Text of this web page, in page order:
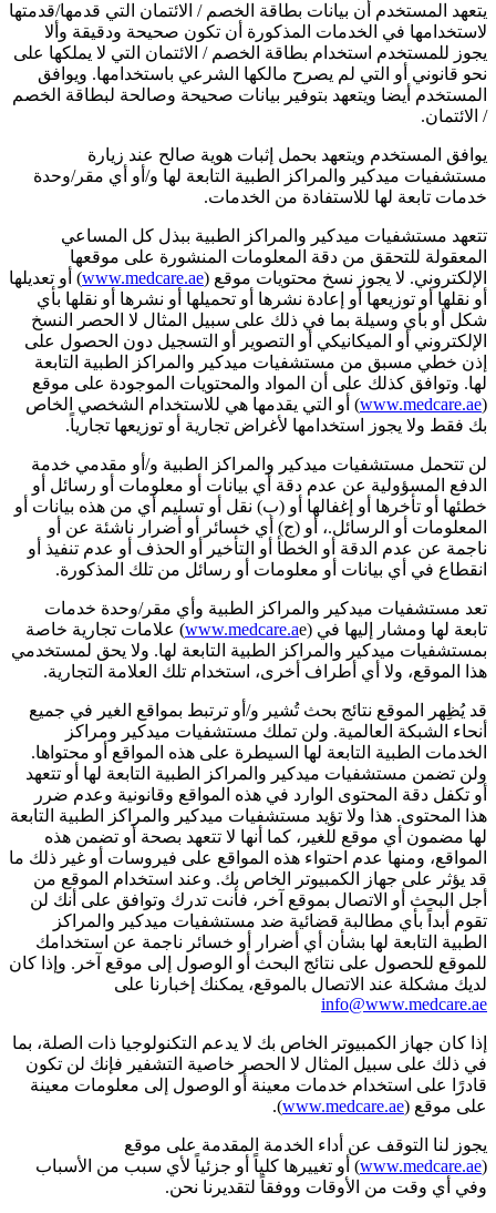
يتعهد المستخدم أن بيانات بطاقة الخصم / الائتمان التي قدمها/قدمتها
لاستخدامها في الخدمات المذكورة أن تكون صحيحة ودقيقة وألا
يجوز للمستخدم استخدام بطاقة الخصم / الائتمان التي لا يملكها على
نحو قانوني أو التي لم يصرح مالكها الشرعي باستخدامها. ويوافق
المستخدم أيضا ويتعهد بتوفير بيانات صحيحة وصالحة لبطاقة الخصم
/ الائتمان.
يوافق المستخدم ويتعهد بحمل إثبات هوية صالح عند زيارة
مستشفيات ميدكير والمراكز الطبية التابعة لها و/أو أي مقر/وحدة
خدمات تابعة لها للاستفادة من الخدمات.
تتعهد مستشفيات ميدكير والمراكز الطبية ببذل كل المساعي
المعقولة للتحقق من دقة المعلومات المنشورة على موقعها
الإلكتروني. لا يجوز نسخ محتويات موقع (www.medcare.ae) أو تعديلها
أو نقلها أو توزيعها أو إعادة نشرها أو تحميلها أو نشرها أو نقلها بأي
شكل أو بأي وسيلة بما في ذلك على سبيل المثال لا الحصر النسخ
الإلكتروني أو الميكانيكي أو التصوير أو التسجيل دون الحصول على
إذن خطي مسبق من مستشفيات ميدكير والمراكز الطبية التابعة
لها. وتوافق كذلك على أن المواد والمحتويات الموجودة على موقع
(
www.medcare.ae) أو التي يقدمها هي للاستخدام الشخصي الخاص
بك فقط ولا يجوز استخدامها لأغراض تجارية أو توزيعها تجارياً.
لن تتحمل مستشفيات ميدكير والمراكز الطبية و/أو مقدمي خدمة
الدفع المسؤولية عن عدم دقة أي بيانات أو معلومات أو رسائل أو
خطئها أو تأخرها أو إغفالها أو (ب) نقل أو تسليم أي من هذه بيانات أو
المعلومات أو الرسائل.، أو (ج) أي خسائر أو أضرار ناشئة عن أو
ناجمة عن عدم الدقة أو الخطأ أو التأخير أو الحذف أو عدم تنفيذ أو
انقطاع في أي بيانات أو معلومات أو رسائل من تلك المذكورة.
تعد مستشفيات ميدكير والمراكز الطبية وأي مقر/وحدة خدمات
تابعة لها ومشار إليها في ( www.medcare.ae) علامات تجارية خاصة
بمستشفيات ميدكير والمراكز الطبية التابعة لها. ولا يحق لمستخدمي
هذا الموقع، ولا أي أطراف أخرى، استخدام تلك العلامة التجارية.
قد يُظِهر الموقع نتائج بحث تُشير و/أو ترتبط بمواقع الغير في جميع
أنحاء الشبكة العالمية. ولن تملك مستشفيات ميدكير ومراكز
الخدمات الطبية التابعة لها السيطرة على هذه المواقع أو محتواها.
ولن تضمن مستشفيات ميدكير والمراكز الطبية التابعة لها أو تتعهد
أو تكفل دقة المحتوى الوارد في هذه المواقع وقانونية وعدم ضرر
هذا المحتوى. هذا ولا تؤيد مستشفيات ميدكير والمراكز الطبية التابعة
لها مضمون أي موقع للغير، كما أنها لا تتعهد بصحة أو تضمن هذه
المواقع، ومنها عدم احتواء هذه المواقع على فيروسات أو غير ذلك ما
قد يؤثر على جهاز الكمبيوتر الخاص بك. وعند استخدام الموقع من
أجل البحث أو الاتصال بموقع آخر، فأنت تدرك وتوافق على أنك لن
تقوم أبداً بأي مطالبة قضائية ضد مستشفيات ميدكير والمراكز
الطبية التابعة لها بشأن أي أضرار أو خسائر ناجمة عن استخدامك
للموقع للحصول على نتائج البحث أو الوصول إلى موقع آخر. وإذا كان
لديك مشكلة عند الاتصال بالموقع، يمكنك إخبارنا على
info@www.medcare.ae
إذا كان جهاز الكمبيوتر الخاص بك لا يدعم التكنولوجيا ذات الصلة، بما
في ذلك على سبيل المثال لا الحصر خاصية التشفير فإنك لن تكون
قادرًا على استخدام خدمات معينة أو الوصول إلى معلومات معينة
على موقع (www.medcare.ae
).
يجوز لنا التوقف عن أداء الخدمة المقدمة على موقع
(
www.medcare.ae) أو تغييرها كلياً أو جزئياً لأي سبب من الأسباب
وفي أي وقت من الأوقات ووفقاً لتقديرنا نحن.